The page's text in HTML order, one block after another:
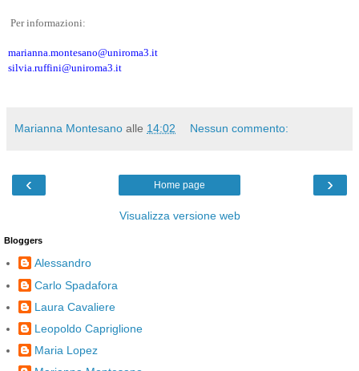
Per informazioni:
marianna.montesano@uniroma3.it
silvia.ruffini@uniroma3.it
Marianna Montesano alle 14:02 Nessun commento:
‹ ›
Home page
Visualizza versione web
Bloggers
Alessandro
Carlo Spadafora
Laura Cavaliere
Leopoldo Capriglione
Maria Lopez